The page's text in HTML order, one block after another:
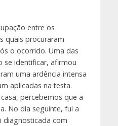
entre os
quais procuraram
o ocorrido. Uma das
se identificar, afirmou
uma ardência intensa
aplicadas na testa.
percebemos que a
No dia seguinte, fui a
diagnosticada com